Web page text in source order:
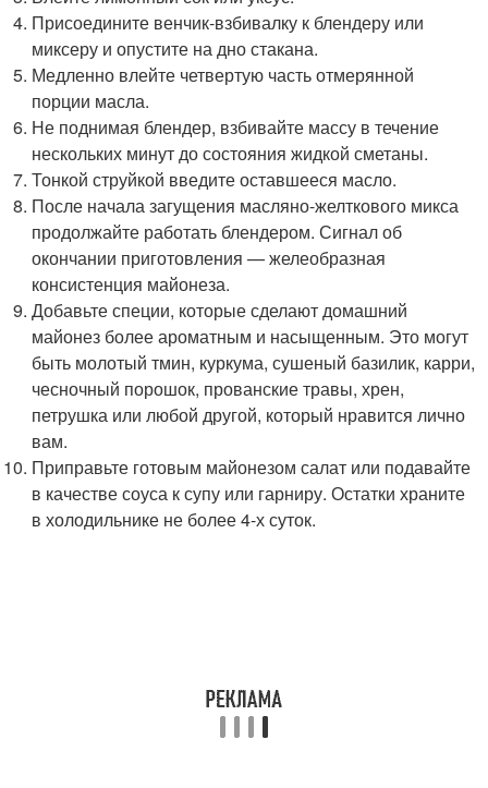
Присоедините венчик-взбивалку к блендеру или
миксеру и опустите на дно стакана.
Медленно влейте четвертую часть отмерянной
порции масла.
Не поднимая блендер, взбивайте массу в течение
нескольких минут до состояния жидкой сметаны.
Тонкой струйкой введите оставшееся масло.
После начала загущения масляно-желткового микса
продолжайте работать блендером. Сигнал об
окончании приготовления — желеобразная
консистенция майонеза.
Добавьте специи, которые сделают домашний
майонез более ароматным и насыщенным. Это могут
быть молотый тмин, куркума, сушеный базилик, карри,
чесночный порошок, прованские травы, хрен,
петрушка или любой другой, который нравится лично
вам.
Приправьте готовым майонезом салат или подавайте
в качестве соуса к супу или гарниру. Остатки храните
в холодильнике не более 4-х суток.